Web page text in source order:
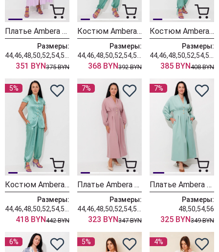
Платье Ambera style 1148-2 лаванда
Размеры:
351 BYN375 BYN
Костюм Ambera style 2171 изумруд
Размеры:
368 BYN392 BYN
Костюм Ambera style 2170 изумруд
Размеры:
385 BYN408 BYN
5%
Костюм Ambera style 2169 изумруд
Размеры:
418 BYN442 BYN
7%
Платье Ambera style 1148-3 пыльная роза
Размеры:
323 BYN347 BYN
7%
Платье Ambera style 1148-1 мята
Размеры:
48,50,54,56
325 BYN349 BYN
6% 5% 4%